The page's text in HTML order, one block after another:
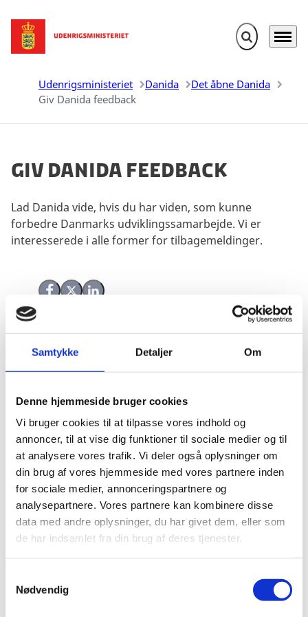
Samtykke Detaljer Om
Denne hjemmeside bruger cookies
Vi bruger cookies til at tilpasse vores indhold og
annoncer, til at vise dig funktioner til sociale medier og til
at analysere vores trafik. Vi deler også oplysninger om
din brug af vores hjemmeside med vores partnere inden
for sociale medier, annonceringspartnere og
analysepartnere. Vores partnere kan kombinere disse
data med andre oplysninger, du har givet dem, eller som
de har indsamlet fra din brug af deres tjenester.
Nødvendig
Gå til forsiden Fold søgefelt
Menu
Udenrigsministeriet Danida
Det åbne Danida
Giv Danida feedback
Giv Danida feedback
Del på Facebook
Del på X (Twitter)
Del på LinkedIn
Lad Danida vide, hvis du har viden, som kunne
forbedre Danmarks udviklingssamarbejde. Vi er
interesserede i alle former for tilbagemeldinger.
Danida er åben for viden og meninger fra
eller berøres af Danidas arbejde i prioritetslandene for
udviklingsbistand.
Danida er interesseret i alle former for
tilbagemeldinger, hvad enten det drejer sig om
information, der findes relevant for Danidas arbejde
med lokale partnere, henleder opmærksomheden på
utilsigtede konsekvenser af udviklingsaktiviteter eller
drejer sig om klager fra mennesker, som er direkte
Send feedback
Åben formularen til feedback. Formularen er på